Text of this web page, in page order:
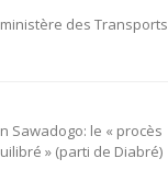
ministère des Transports
Sawadogo: le « procès
» (parti de Diabré)